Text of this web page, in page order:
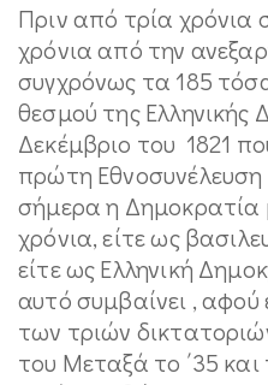
Πριν από τρία
χρόνια από την
συγχρόνως τα 185
θεσμού της
Δεκέμβριο του 1821
πρώτη Εθνοσυνέλευση
σήμερα η Δημοκρατία
χρόνια, είτε ως
είτε ως Ελληνική
αυτό συμβαίνει , αφού
των τριών
του Μεταξά το ΄35